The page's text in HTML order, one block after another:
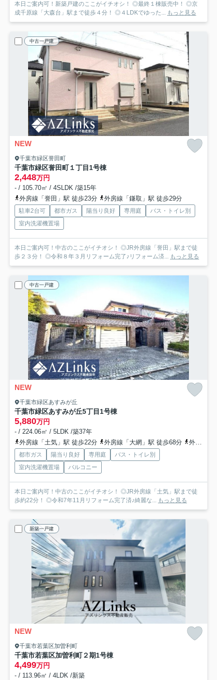
本日ご案内可！新築戸建のここがイチオシ！ ◎最終１棟販売中！ ◎京
成千原線「大森台」駅まで徒歩４分！ ◎４LDKでゆった... もっと見る
中古一戸建
NEW
千葉市緑区誉田町
千葉市緑区誉田町１丁目 1号棟
2,448万円
- / 105.70㎡ / 4SLDK /築15年
外房線「誉田」駅 徒歩23分
外房線「鎌取」駅 徒歩29分
駐車2台可 都市ガス 陽当り良好 専用庭
バス・トイレ別
室内洗濯機置場
本日ご案内可！中古のここがイチオシ！ ◎JR外房線「誉田」駅まで徒
歩２３分！ ◎令和８年３月リフォーム完了♪リフォーム済... もっと見る
中古一戸建
NEW
千葉市緑区あすみが丘
千葉市緑区あすみが丘5丁目 1号棟
5,880万円
- / 224.06㎡ / 5LDK /築37年
外房線「土気」駅 徒歩22分
外房線「大網」駅 徒歩68分 外房線「誉田」駅 徒歩76分
都市ガス 陽当り良好 専用庭
バス・トイレ別
室内洗濯機置場
バルコニー
本日ご案内可！中古のここがイチオシ！ ◎JR外房線「土気」駅まで徒
歩約22分！ ◎令和7年11月リフォーム完了済♪綺麗な... もっと見る
新築一戸建
NEW
千葉市若葉区加曽利町
千葉市若葉区加曽利町２期1号棟
4,499万円
- / 113.96㎡ / 4LDK /新築